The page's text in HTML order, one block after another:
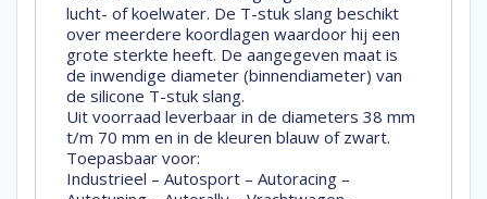
lucht- of koelwater. De T-stuk slang beschikt
over meerdere koordlagen waardoor hij een
grote sterkte heeft. De aangegeven maat is
de inwendige diameter (binnendiameter) van
de silicone T-stuk slang.
Uit voorraad leverbaar in de diameters 38 mm
t/m 70 mm en in de kleuren blauw of zwart.
Toepasbaar voor:
Industrieel – Autosport – Autoracing –